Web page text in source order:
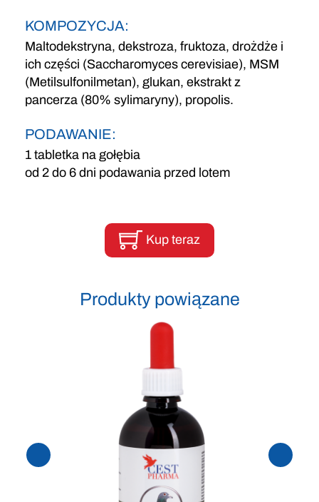
KOMPOZYCJA:
Maltodekstryna, dekstroza, fruktoza, drożdże i
ich części (Saccharomyces cerevisiae), MSM
(Metilsulfonilmetan), glukan, ekstrakt z
pancerza (80% sylimaryny), propolis.
PODAWANIE:
1 tabletka na gołębia
od 2 do 6 dni podawania przed lotem
Kup teraz
Produkty powiązane